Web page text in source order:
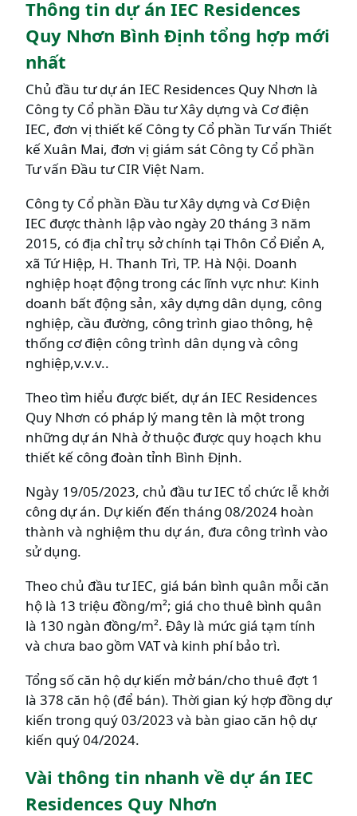
Thông tin dự án IEC Residences
Quy Nhơn Bình Định tổng hợp mới
nhất
Chủ đầu tư dự án IEC Residences Quy Nhơn là
Công ty Cổ phần Đầu tư Xây dựng và Cơ điện
IEC, đơn vị thiết kế Công ty Cổ phần Tư vấn Thiết
kế Xuân Mai, đơn vị giám sát Công ty Cổ phần
Tư vấn Đầu tư CIR Việt Nam.
Công ty Cổ phần Đầu tư Xây dựng và Cơ Điện
IEC được thành lập vào ngày 20 tháng 3 năm
2015, có địa chỉ trụ sở chính tại Thôn Cổ Điển A,
xã Tứ Hiệp, H. Thanh Trì, TP. Hà Nội. Doanh
nghiệp hoạt động trong các lĩnh vực như: Kinh
doanh bất động sản, xây dựng dân dụng, công
nghiệp, cầu đường, công trình giao thông, hệ
thống cơ điện công trình dân dụng và công
nghiệp,v.v.v..
Theo tìm hiểu được biết, dự án IEC Residences
Quy Nhơn có pháp lý mang tên là một trong
những dự án Nhà ở thuộc được quy hoạch khu
thiết kế công đoàn tỉnh Bình Định.
Ngày 19/05/2023, chủ đầu tư IEC tổ chức lễ khởi
công dự án. Dự kiến đến tháng 08/2024 hoàn
thành và nghiệm thu dự án, đưa công trình vào
sử dụng.
Theo chủ đầu tư IEC, giá bán bình quân mỗi căn
hộ là 13 triệu đồng/m²; giá cho thuê bình quân
là 130 ngàn đồng/m². Đây là mức giá tạm tính
và chưa bao gồm VAT và kinh phí bảo trì.
Tổng số căn hộ dự kiến mở bán/cho thuê đợt 1
là 378 căn hộ (để bán). Thời gian ký hợp đồng dự
kiến trong quý 03/2023 và bàn giao căn hộ dự
kiến quý 04/2024.
Vài thông tin nhanh về dự án IEC
Residences Quy Nhơn